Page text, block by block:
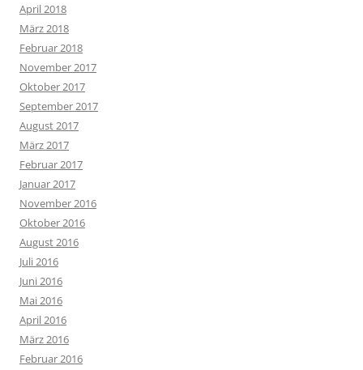
April 2018
März 2018
Februar 2018
November 2017
Oktober 2017
September 2017
August 2017
März 2017
Februar 2017
Januar 2017
November 2016
Oktober 2016
August 2016
Juli 2016
Juni 2016
Mai 2016
April 2016
März 2016
Februar 2016